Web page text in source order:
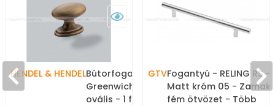
HENDEL & HENDELBútorfogantyú -
Greenwich 38 égetett
ovális - 1 furatos - antik
GTVFogantyú - RELING RS -
Matt króm 05 - Zamak
fém ötvözet - Több